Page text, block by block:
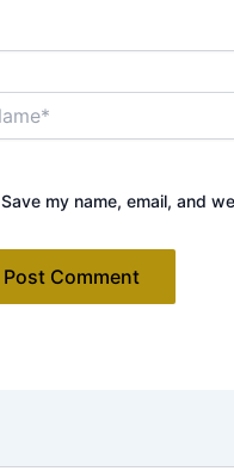
Save my name, email, and